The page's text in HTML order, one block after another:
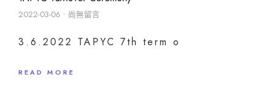
2022-03-06 尚無留言
3.6.2022 TAPYC 7th term o
READ MORE